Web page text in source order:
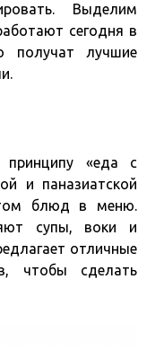
Выделим
сегодня в
получат лучшие
принципу «еда с
и паназиатской
блюд в меню.
супы, воки и
отличные
чтобы сделать